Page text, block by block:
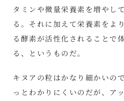
タミンや微量栄養素​​を増やし
る。それに加えて栄養素をよ
る酵素が活性化されることで
る、というものだ。
キヌアの粒はかなり細かいの
っとわかりにくいのだが、ア